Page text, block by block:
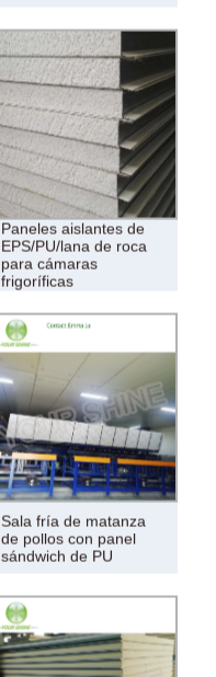
Paneles aislantes de
EPS/PU/lana de roca
para cámaras
frigoríficas
Sala fría de matanza
de pollos con panel
sándwich de PU